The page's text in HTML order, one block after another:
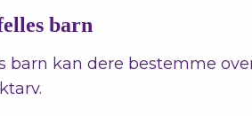
barn
barn kan dere bestemme